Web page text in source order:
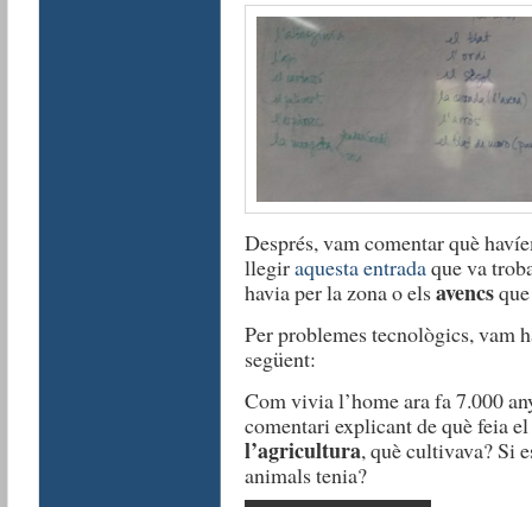
Després, vam comentar què
llegiraquesta entradaque va
havia per la zona o elsavencsque
Per problemes tecnològics, vam
següent:
Com vivia l’home ara fa 7.000
comentari explicant de què feia
l’agricultura, què cultivava? Si
animals tenia?